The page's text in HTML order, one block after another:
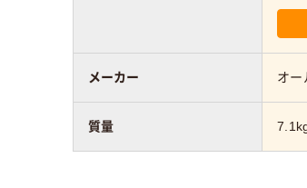
メーカー オー
質量